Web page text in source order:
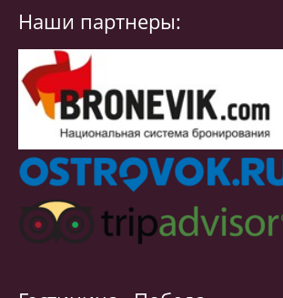
Наши партнеры: